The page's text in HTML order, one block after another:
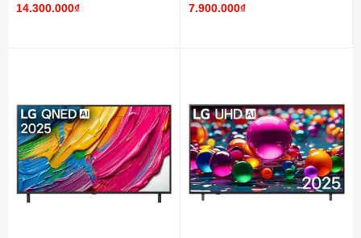
14.300.000₫ 7.900.000₫